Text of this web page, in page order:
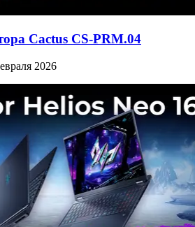
Cactus CS-PRM.04
2026